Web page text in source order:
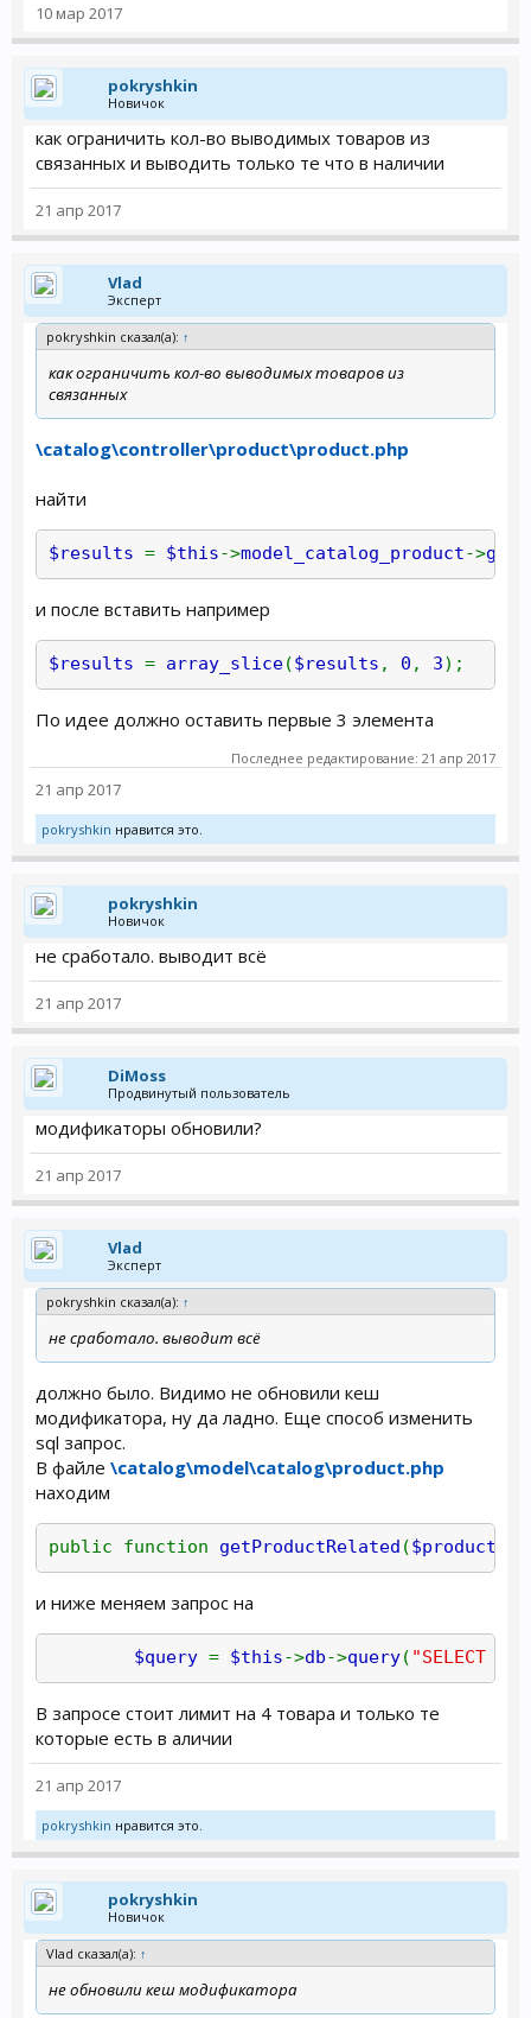
10 мар 2017
pokryshkin
Новичок
как ограничить кол-во выводимых товаров из
связанных и выводить только те что в наличии
21 апр 2017
Vlad
Эксперт
pokryshkin сказал(а): ↑
как ограничить кол-во выводимых товаров из
связанных
\catalog\controller\product\product.php
найти
$results = $this->model_catalog_product->
и после вcтавить например
$results = array_slice($results , 0 , 3);
По идее должно оставить первые 3 элемента
Последнее редактирование: 21 апр 2017
21 апр 2017
pokryshkin нравится это.
pokryshkin
Новичок
не сработало. выводит всё
21 апр 2017
DiMoss
Продвинутый пользователь
модификаторы обновили?
21 апр 2017
Vlad
Эксперт
pokryshkin сказал(а): ↑
не сработало. выводит всё
должно было. Видимо не обновили кеш
модификатора, ну да ладно. Еще способ изменить
sql запрос.
В файле \catalog\model\catalog\product.php
находим
public function getProductRelated ($product_id
и ниже меняем запрос на
$query = $this->db->query( "SELECT *
В запросе стоит лимит на 4 товара и только те
которые есть в аличии
21 апр 2017
pokryshkin нравится это.
pokryshkin
Новичок
Vlad сказал(а): ↑
не обновили кеш модификатора